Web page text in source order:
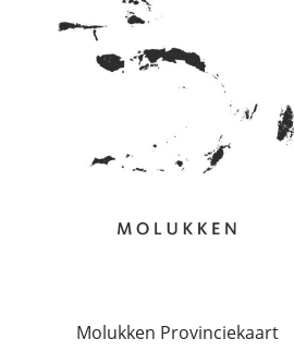
Molukken Provinciekaart